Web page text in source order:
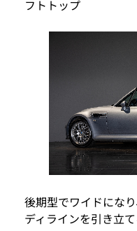
フトトップ
後期型でワイドにな
ディラインを引き立て